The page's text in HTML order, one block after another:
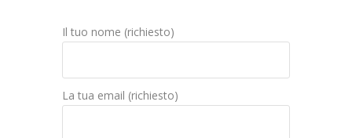
Il tuo nome (richiesto)
La tua email (richiesto)